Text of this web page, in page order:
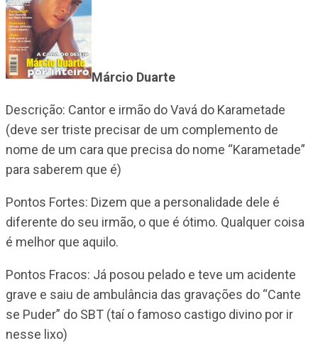
Márcio Duarte
Descrição: Cantor e irmão do Vavá do Karametade
(deve ser triste precisar de um complemento de
nome de um cara que precisa do nome “Karametade”
para saberem que é)
Pontos Fortes: Dizem que a personalidade dele é
diferente do seu irmão, o que é ótimo. Qualquer coisa
é melhor que aquilo.
Pontos Fracos: Já posou pelado e teve um acidente
grave e saiu de ambulância das gravações do “Cante
se Puder” do SBT (taí o famoso castigo divino por ir
nesse lixo)